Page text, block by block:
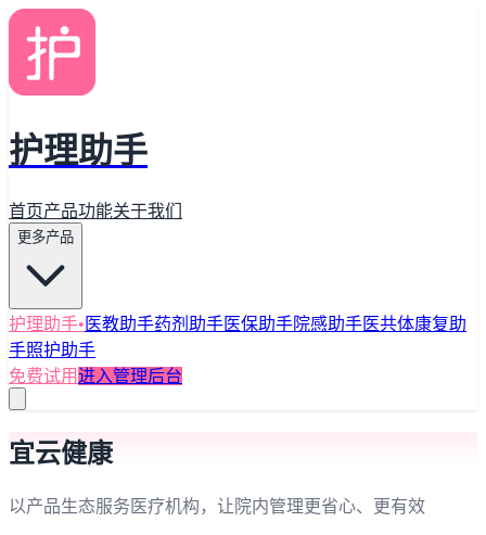
护理助手
首页产品功能关于我们
更多产品
护理助手• 医教助手药剂助手医保助手院感助手医共体康复助
手照护助手
免费试用进入管理后台
宜云健康
以产品生态服务医疗机构，让院内管理更省心、更有效